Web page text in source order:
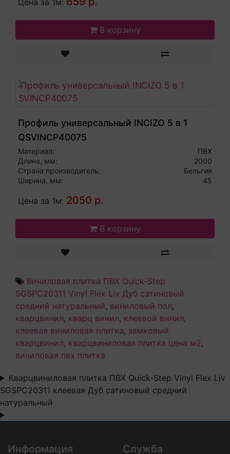
Цена за 1м:
В корзину
Профиль универсальный INCIZO 5 в 1
QSVINCP40075
Материал:
ПВХ
Длина, мм:
2000
Страна производитель:
Бельгия
Ширина, мм:
45
Цена за 1м: 2050 р.
В корзину
Виниловая плитка ПВХ Quick-Step
SGSPC20311 Vinyl Flex Liv Дуб сатиновый
средний натуральный, виниловый пол,
кварцвинил, кварц винил, клеевой винил,
клеевая виниловая плитка, замковый
кварцвинил, кварцвиниловая плитка цена м2,
виниловая пвх плитка
Кварцвиниловая плитка ПВХ Quick-Step Vinyl Flex Liv
SGSPC20311 клеевая Дуб сатиновый средний
натуральный
Информация Служба